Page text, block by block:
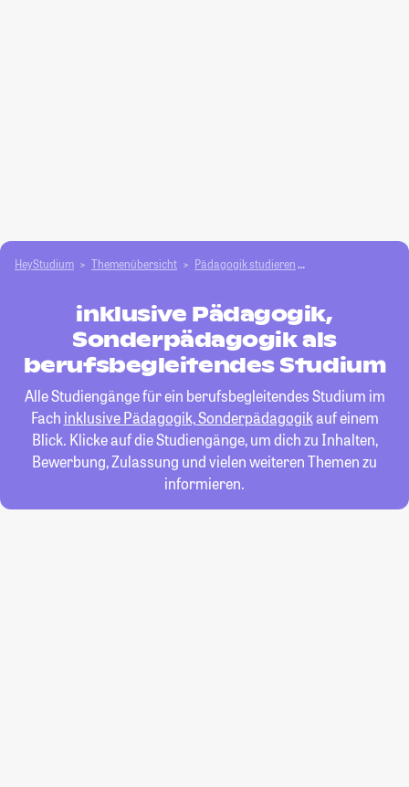
HeyStudium Themenübersicht Pädagogik studieren
inklusive Pädagogik,
Sonderpädagogik als
berufsbegleitendes Studium
Alle Studiengänge für ein berufsbegleitendes Studium im
Fach inklusive Pädagogik, Sonderpädagogikauf einem
Blick. Klicke auf die Studiengänge, um dich zu Inhalten,
Bewerbung, Zulassung und vielen weiteren Themen zu
informieren.